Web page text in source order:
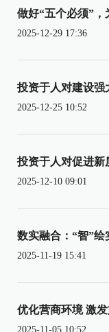
做好“五个必须”
2025-12-29 17:36
投资于人对建设强
2025-12-25 10:52
投资于人对促进新
2025-12-10 09:01
数实融合：“智”绘
2025-11-19 15:41
优化营商环境 激
2025-11-05 10:52